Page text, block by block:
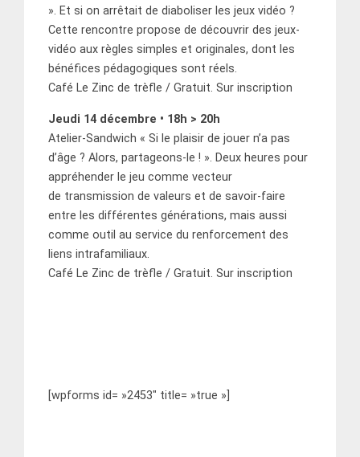
». Et si on arrêtait de diaboliser les jeux vidéo ?
Cette rencontre propose de découvrir des jeux-
vidéo aux règles simples et originales, dont les
bénéfices pédagogiques sont réels.
Café Le Zinc de trèfle / Gratuit. Sur inscription
Jeudi 14 décembre • 18h > 20h
Atelier-Sandwich « Si le plaisir de jouer n’a pas
d’âge ? Alors, partageons-le ! ». Deux heures pour
appréhender le jeu comme vecteur
de transmission de valeurs et de savoir-faire
entre les différentes générations, mais aussi
comme outil au service du renforcement des
liens intrafamiliaux.
Café Le Zinc de trèfle / Gratuit. Sur inscription
[wpforms id= »2453″ title= »true »]